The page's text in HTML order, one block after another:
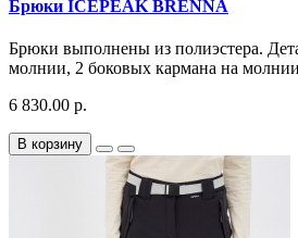
Брюки ICEPEAK BRENNA
Брюки выполнены из полиэстера.
молнии, 2 боковых кармана на
6 830.00 р.
В корзину